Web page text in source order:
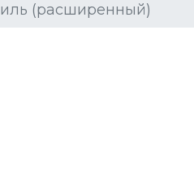
(расширенный)